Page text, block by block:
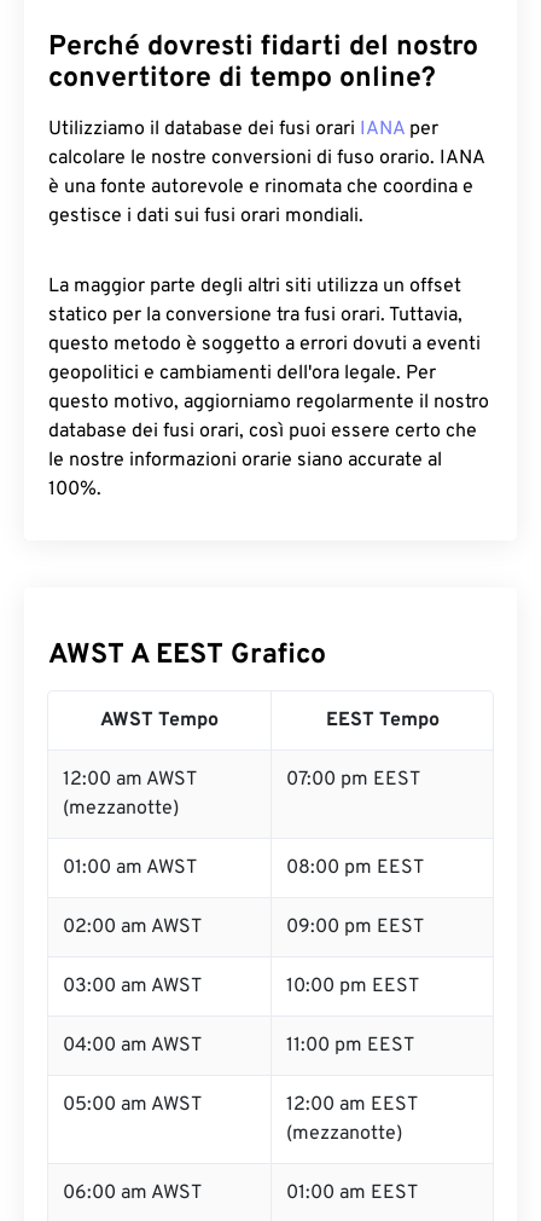
Perché dovresti fidarti del nostro
convertitore di tempo online?
Utilizziamo il database dei fusi orari IANA per
calcolare le nostre conversioni di fuso orario. IANA
è una fonte autorevole e rinomata che coordina e
gestisce i dati sui fusi orari mondiali.
La maggior parte degli altri siti utilizza un offset
statico per la conversione tra fusi orari. Tuttavia,
questo metodo è soggetto a errori dovuti a eventi
geopolitici e cambiamenti dell'ora legale. Per
questo motivo, aggiorniamo regolarmente il nostro
database dei fusi orari, così puoi essere certo che
le nostre informazioni orarie siano accurate al
100%.
AWST A EEST Grafico
AWST Tempo EEST Tempo
12:00 am AWST
(mezzanotte)
07:00 pm EEST
01:00 am AWST 08:00 pm EEST
02:00 am AWST 09:00 pm EEST
03:00 am AWST 10:00 pm EEST
04:00 am AWST 11:00 pm EEST
05:00 am AWST
12:00 am EEST
(mezzanotte)
06:00 am AWST 01:00 am EEST